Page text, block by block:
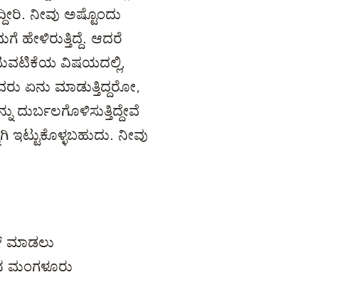
ನೀವು ಅಷ್ಟೊಂದು
ಹೇಳಿರುತ್ತಿದ್ದೆ. ಆದರೆ
ಚಟುವಟಿಕೆಯ ವಿಷಯದಲ್ಲಿ,
ಏನು ಮಾಡುತ್ತಿದ್ದರೋ,
ದುರ್ಬಲಗೊಳಿಸುತ್ತಿದ್ದೇವೆ
ನೀವು
ಮಾಡಲು
ಮಂಗಳೂರು